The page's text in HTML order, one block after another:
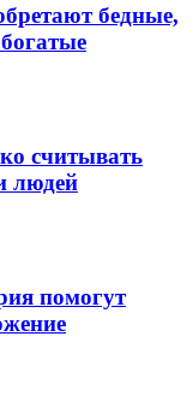
бедные,
считывать
людей
помогут